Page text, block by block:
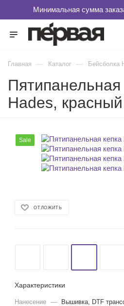
Главная — Каталог — Бейсболка
Пятипанельная
Hades, красный
Sale
ОТЛОЖИТЬ
Характеристики
Нанесение —
Вышивка, DTF